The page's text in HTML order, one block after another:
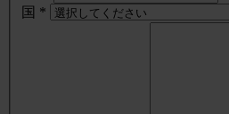
国 *